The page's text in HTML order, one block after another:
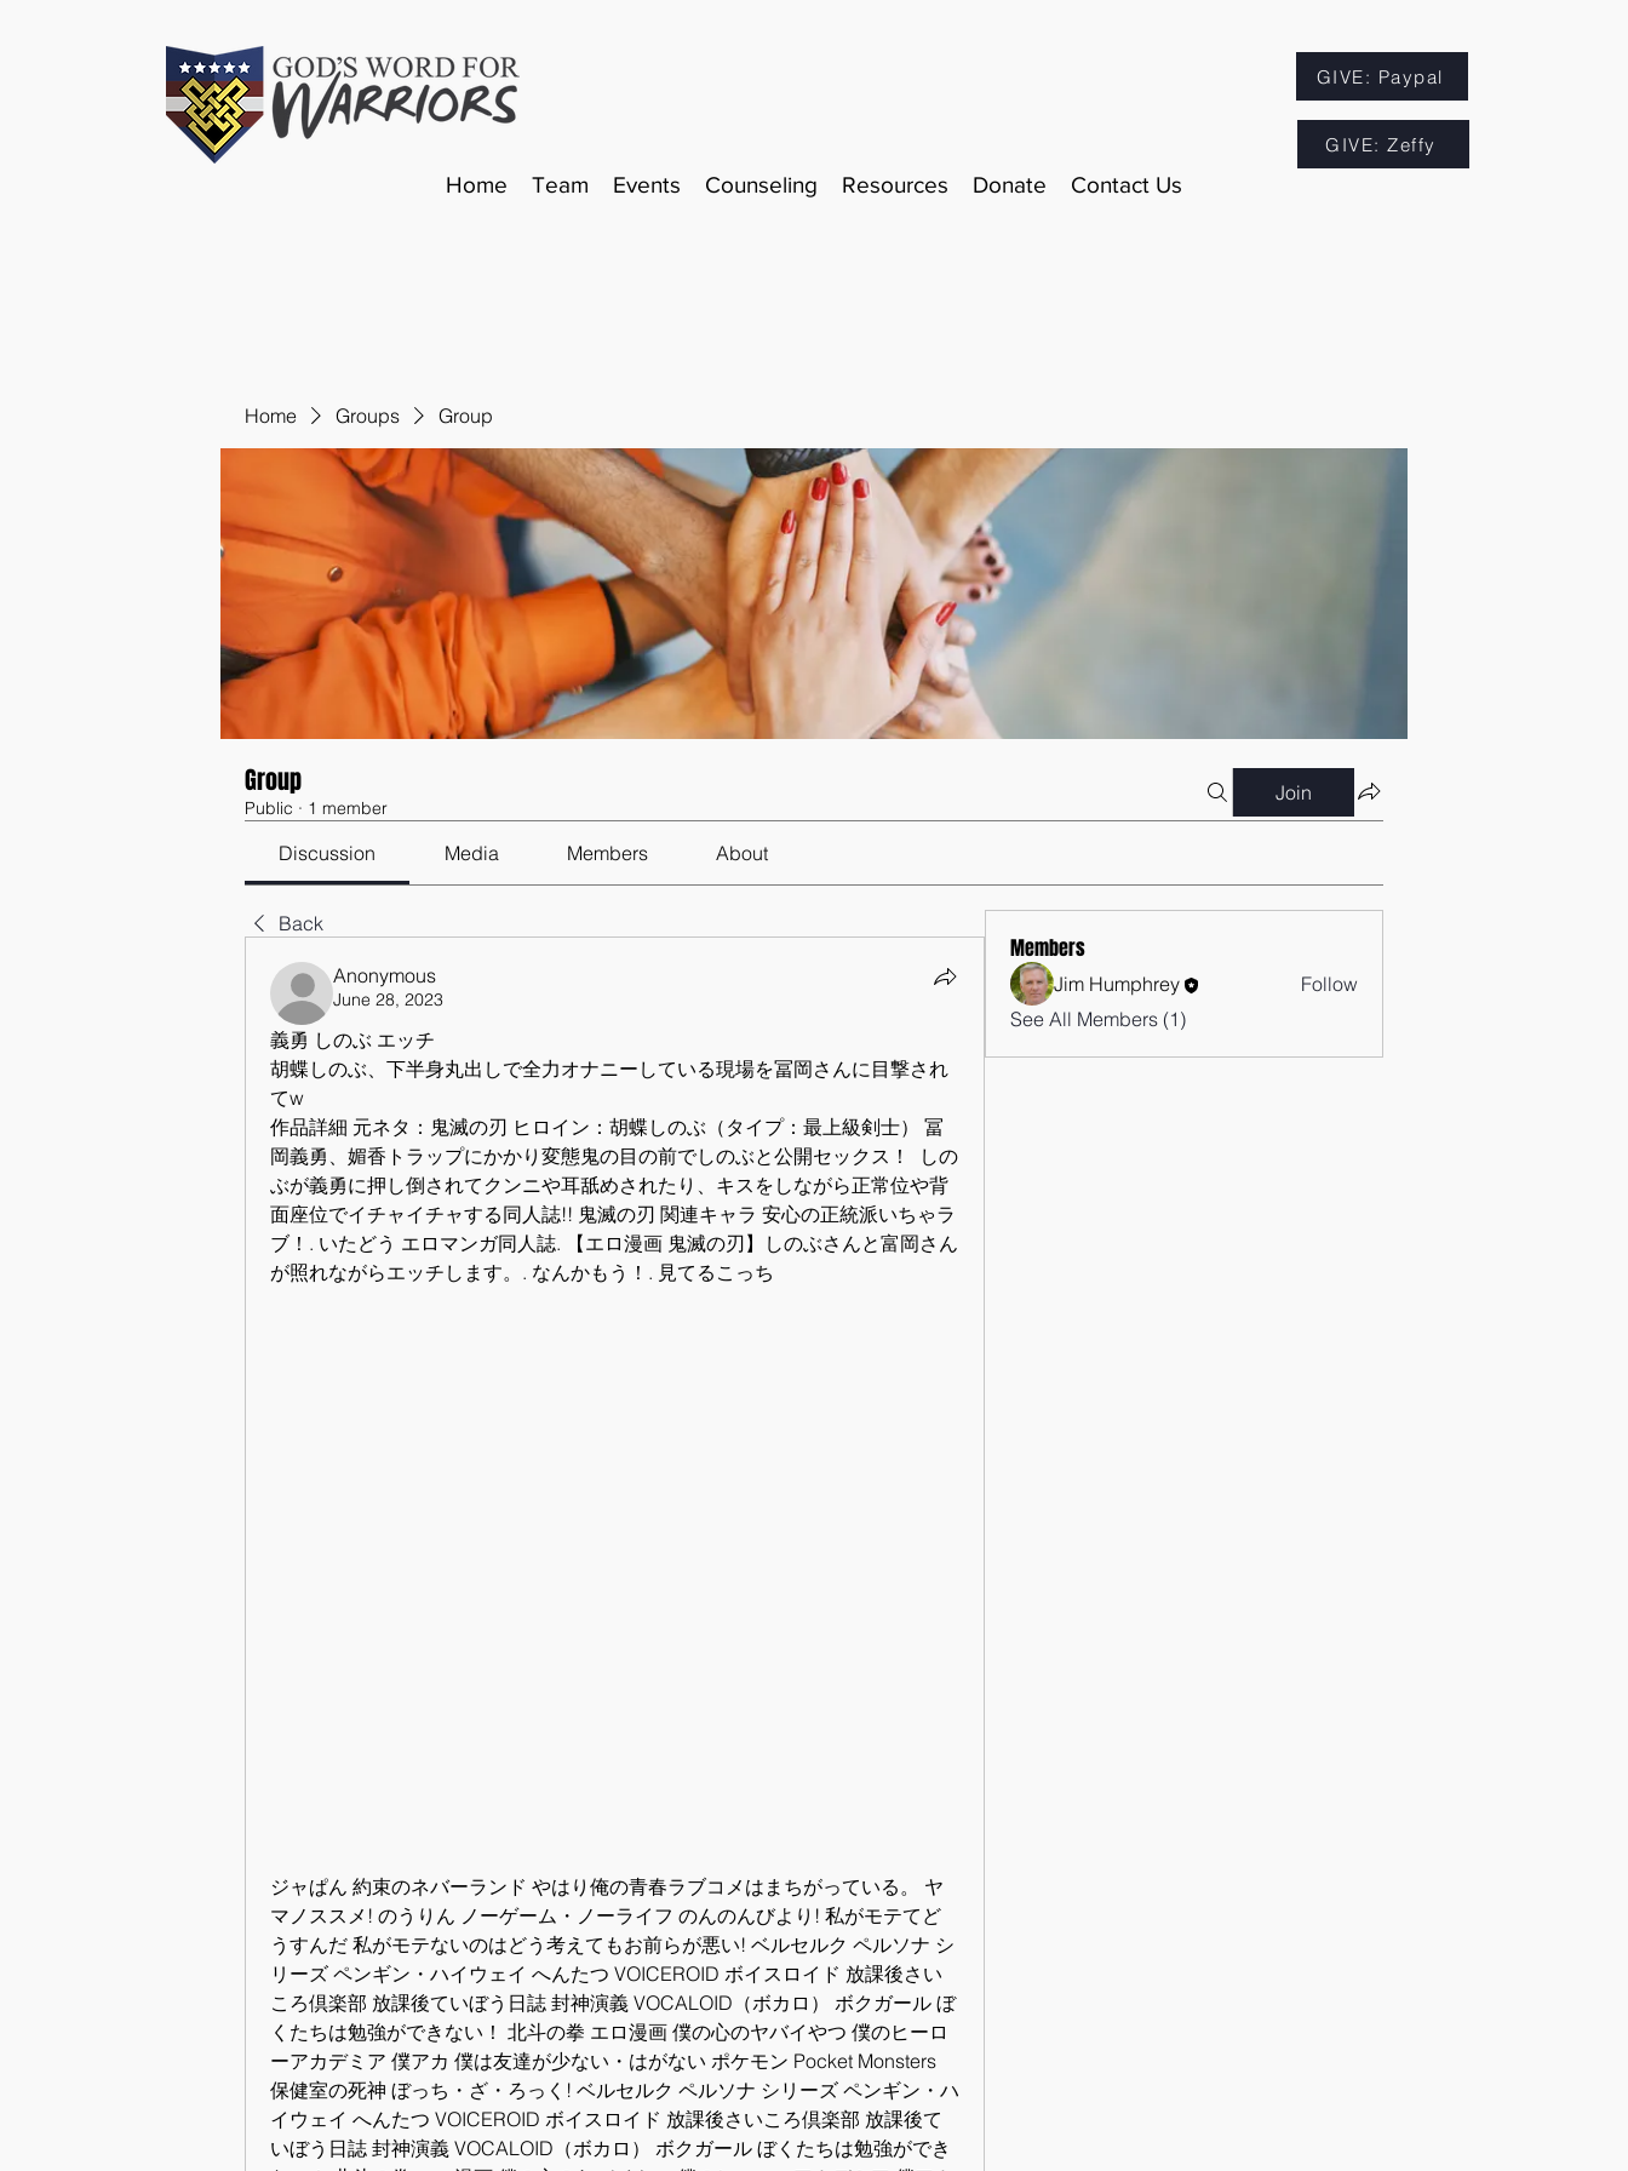
GIVE: Paypal
GIVE: Zeffy
Home Team Events Counseling Resources Donate Contact Us
Home Groups Group
Group
Public · 1 member
Join
Discussion Media Members About
Back
Anonymous
June 28, 2023
義勇 しのぶ エッチ
胡蝶しのぶ、下半身丸出しで全力オナニーしている現場を冨岡さんに目撃され
てw
作品詳細 元ネタ：鬼滅の刃 ヒロイン：胡蝶しのぶ（タイプ：最上級剣士） 冨
岡義勇、媚香トラップにかかり変態鬼の目の前でしのぶと公開セックス！  しの
ぶが義勇に押し倒されてクンニや耳舐めされたり、キスをしながら正常位や背
面座位でイチャイチャする同人誌!! 鬼滅の刃 関連キャラ 安心の正統派いちゃラ
ブ！. いたどう エロマンガ同人誌. 【エロ漫画 鬼滅の刃】しのぶさんと富岡さん
が照れながらエッチします。. なんかもう！. 見てるこっち
ジャぱん 約束のネバーランド やはり俺の青春ラブコメはまちがっている。 ヤ
マノススメ! のうりん ノーゲーム・ノーライフ のんのんびより! 私がモテてど
うすんだ 私がモテないのはどう考えてもお前らが悪い! ベルセルク ペルソナ シ
リーズ ペンギン・ハイウェイ へんたつ VOICEROID ボイスロイド 放課後さい
ころ倶楽部 放課後ていぼう日誌 封神演義 VOCALOID（ボカロ） ボクガール ぼ
くたちは勉強ができない！ 北斗の拳 エロ漫画 僕の心のヤバイやつ 僕のヒーロ
ーアカデミア 僕アカ 僕は友達が少ない・はがない ポケモン Pocket Monsters
保健室の死神 ぼっち・ざ・ろっく! ベルセルク ペルソナ シリーズ ペンギン・ハ
イウェイ へんたつ VOICEROID ボイスロイド 放課後さいころ倶楽部 放課後て
いぼう日誌 封神演義 VOCALOID（ボカロ） ボクガール ぼくたちは勉強ができ
Members
Jim Humphrey
Follow
See All Members (1)